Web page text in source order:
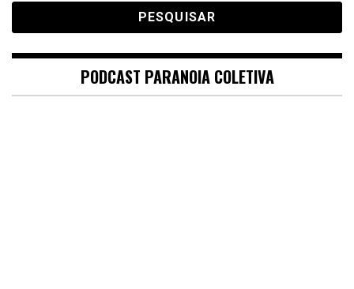
PODCAST PARANOIA COLETIVA